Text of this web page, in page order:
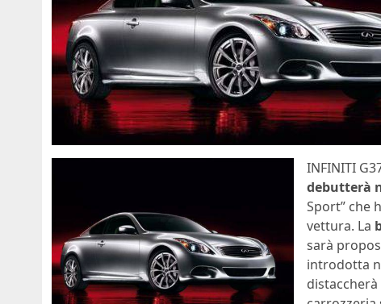
INFINITI
debutterà
Sport” che
vettura. La
sarà
introdotta